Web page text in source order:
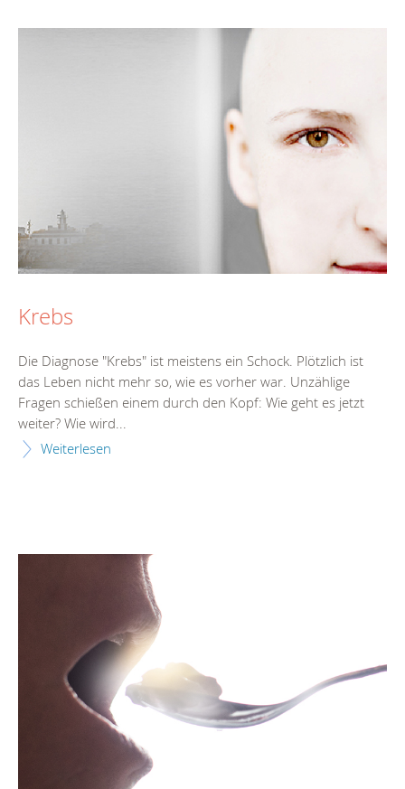
Krebs
Die Diagnose "Krebs" ist meistens ein Schock. Plötzlich ist
das Leben nicht mehr so, wie es vorher war. Unzählige
Fragen schießen einem durch den Kopf: Wie geht es jetzt
weiter? Wie wird...
Weiterlesen